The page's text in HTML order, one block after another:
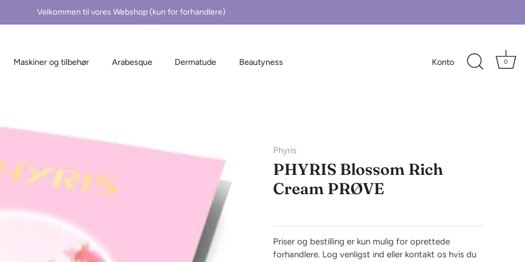
Velkommen til vores Webshop (kun for forhandlere)
Maskiner og tilbehør Arabesque Dermatude Beautyness Konto 0
Phyris
PHYRIS Blossom Rich
Cream PRØVE
Priser og bestilling er kun mulig for oprettede
forhandlere. Log venligst ind eller kontakt os hvis du